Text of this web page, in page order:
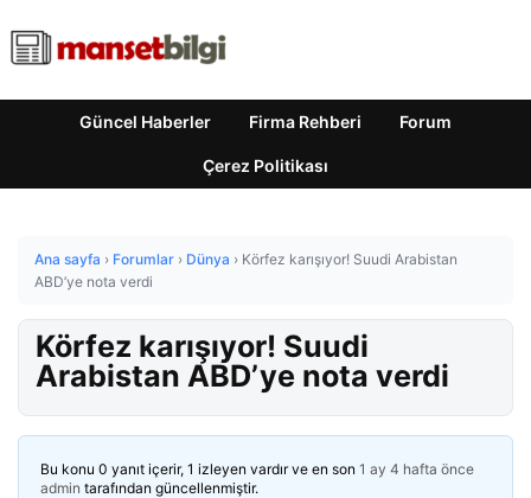
Güncel Haberler Firma Rehberi Forum
Çerez Politikası
Ana sayfa › Forumlar › Dünya › Körfez karışıyor! Suudi Arabistan
ABD’ye nota verdi
Körfez karışıyor! Suudi
Arabistan ABD’ye nota verdi
Bu konu 0 yanıt içerir, 1 izleyen vardır ve en son 1 ay 4 hafta önce
admin tarafından güncellenmiştir.